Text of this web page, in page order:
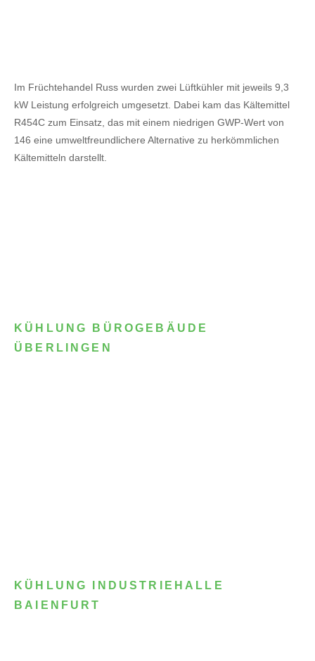
Im Früchtehandel Russ wurden zwei Lüftkühler mit jeweils 9,3
kW Leistung erfolgreich umgesetzt. Dabei kam das Kältemittel
R454C zum Einsatz, das mit einem niedrigen GWP-Wert von
146 eine umweltfreundlichere Alternative zu herkömmlichen
Kältemitteln darstellt.
KÜHLUNG BÜROGEBÄUDE
ÜBERLINGEN
KÜHLUNG INDUSTRIEHALLE
BAIENFURT